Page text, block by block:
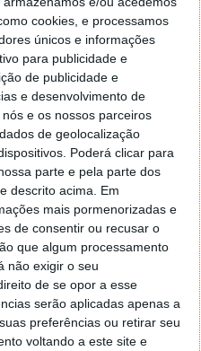
cookies, e processamos
únicos e informações
para publicidade e
de publicidade e
e desenvolvimento de
e os nossos parceiros
de geolocalização
Poderá clicar para
parte e pela parte dos
descrito acima. Em
mais pormenorizadas e
de consentir ou recusar o
que algum processamento
não exigir o seu
de se opor a esse
serão aplicadas apenas a
preferências ou retirar seu
voltando a este site e
interface you could
está fortemente virado
será esta a hora de
mais de um ano
Google Notícias
uma sugestão Autor:Vítor M.